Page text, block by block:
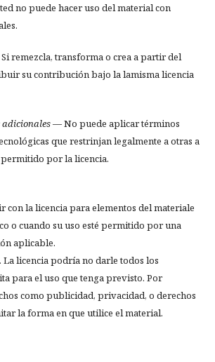
no puede hacer uso del material con
remezcla, transforma o crea a partir del
su contribución bajo la lamisma licencia
adicionales— No puede aplicar términos
que restrinjan legalmente a otras a
por la licencia.
con la licencia para elementos del materiale
o cuando su uso esté permitido por una
aplicable.
La licencia podría no darle todos los
para el uso que tenga previsto. Por
como publicidad, privacidad, o derechos
la forma en que utilice el material.